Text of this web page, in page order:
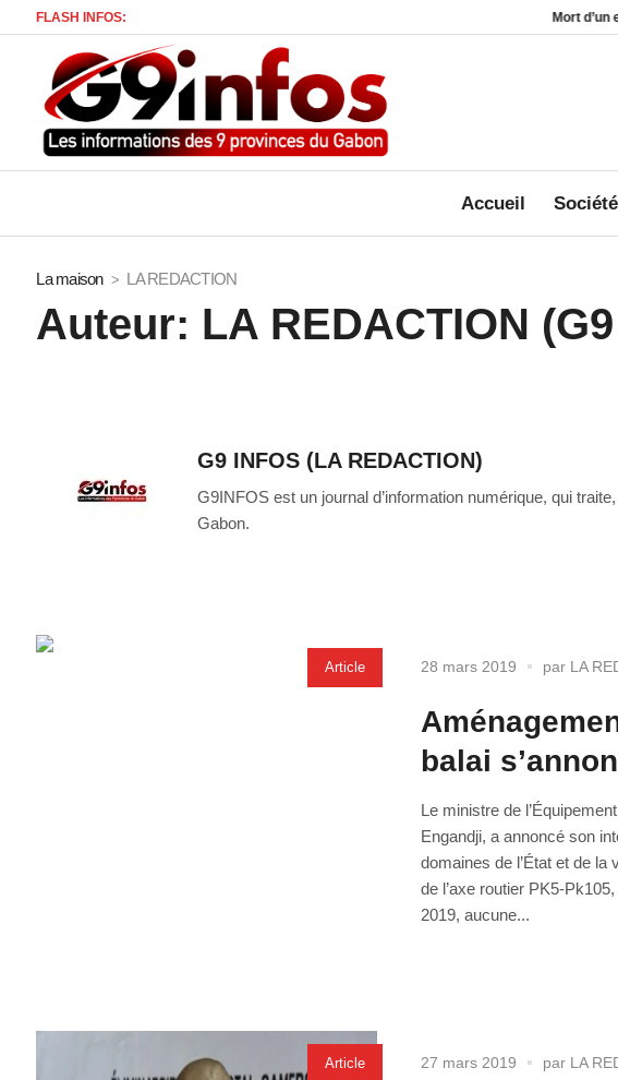
FLASH INFOS: Mort d’un enfant à
Accueil Société
La maison LA REDACTION
Auteur: LA REDACTION
G9 INFOS (LA REDACTION)
G9INFOS est un journal d’information numérique, qui
Gabon.
Article 28 mars 2019 par LA
balai
Le ministre de
Engandji, a annoncé son
domaines de l’État et de
de l’axe routier PK5-
2019, aucune...
Article 27 mars 2019 par LA